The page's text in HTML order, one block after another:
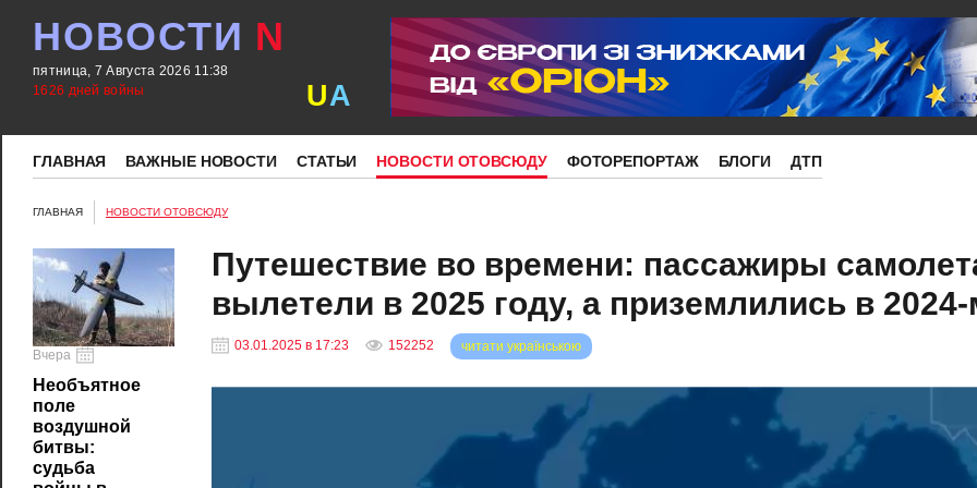
НОВОСТИ N
пятница, 7 Августа 2026 11:38
1626 дней войны
UA
ГЛАВНАЯ ВАЖНЫЕ НОВОСТИ СТАТЬИ НОВОСТИ ОТОВСЮДУ ФОТОРЕПОРТАЖ БЛОГИ ДТП
ГЛАВНАЯ НОВОСТИ ОТОВСЮДУ
Вчера
Необъятное
поле
воздушной
битвы:
судьба
Путешествие во времени: пассажиры
вылетели в 2025 году, а приземлились в
03.01.2025 в 17:23 152252 читати українською